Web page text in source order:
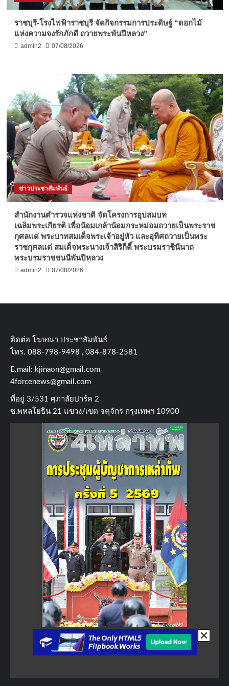
ราชบุรี-โรงไฟฟ้าราชบุรี จัดกิจกรรมการประดิษฐ์ “ดอกไม้
แห่งความจงรักภักดี ถวายพระพันปีหลวง”
admin2 07/08/2026
ข่าวประชาสัมพันธ์
สำนักงานตำรวจแห่งชาติ จัดโครงการอุปสมบท
เฉลิมพระเกียรติ เพื่อน้อมเกล้าน้อมกระหม่อมถวายเป็นพระราช
กุศลแด่ พระบาทสมเด็จพระเจ้าอยู่หัว และอุทิศถวายเป็นพระ
ราชกุศลแด่ สมเด็จพระนางเจ้าสิริกิติ์ พระบรมราชินีนาถ
พระบรมราชชนนีพันปีหลวง
admin2 07/08/2026
ติดต่อ​ โฆษณา​ ประชาสัมพันธ์
โทร​. 088-798-9498 , 084-878-2581
E.mail: kjinaon@gmail.com
4forcenews@gmail.com
ที่อยู่​ 3/531​ ศุภาลัยปาร์ค​ 2
ซ.พหลโยธิน​ 21​ แขวง/เขต​ จตุจักร​ กรุงเทพฯ 10900